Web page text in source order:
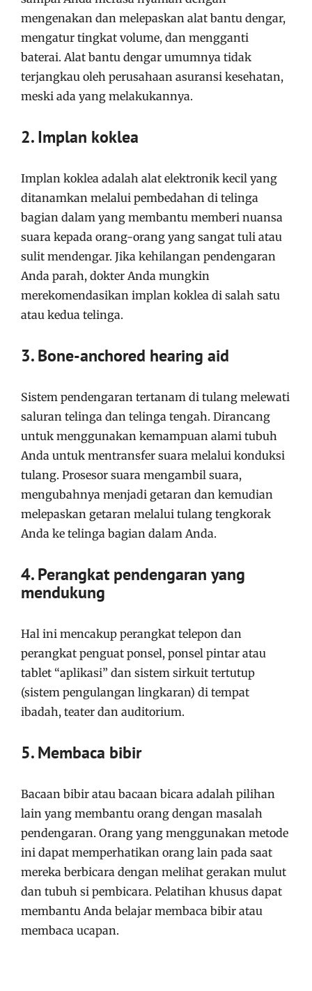
mengenakan dan melepaskan alat bantu dengar,
mengatur tingkat volume, dan mengganti
baterai. Alat bantu dengar umumnya tidak
terjangkau oleh perusahaan asuransi kesehatan,
meski ada yang melakukannya.
2. Implan koklea
Implan koklea adalah alat elektronik kecil yang
ditanamkan melalui pembedahan di telinga
bagian dalam yang membantu memberi nuansa
suara kepada orang-orang yang sangat tuli atau
sulit mendengar. Jika kehilangan pendengaran
Anda parah, dokter Anda mungkin
merekomendasikan implan koklea di salah satu
atau kedua telinga.
3. Bone-anchored hearing aid
Sistem pendengaran tertanam di tulang melewati
saluran telinga dan telinga tengah. Dirancang
untuk menggunakan kemampuan alami tubuh
Anda untuk mentransfer suara melalui konduksi
tulang. Prosesor suara mengambil suara,
mengubahnya menjadi getaran dan kemudian
melepaskan getaran melalui tulang tengkorak
Anda ke telinga bagian dalam Anda.
4. Perangkat pendengaran yang
mendukung
Hal ini mencakup perangkat telepon dan
perangkat penguat ponsel, ponsel pintar atau
tablet “aplikasi” dan sistem sirkuit tertutup
(sistem pengulangan lingkaran) di tempat
ibadah, teater dan auditorium.
5. Membaca bibir
Bacaan bibir atau bacaan bicara adalah pilihan
lain yang membantu orang dengan masalah
pendengaran. Orang yang menggunakan metode
ini dapat memperhatikan orang lain pada saat
mereka berbicara dengan melihat gerakan mulut
dan tubuh si pembicara. Pelatihan khusus dapat
membantu Anda belajar membaca bibir atau
membaca ucapan.